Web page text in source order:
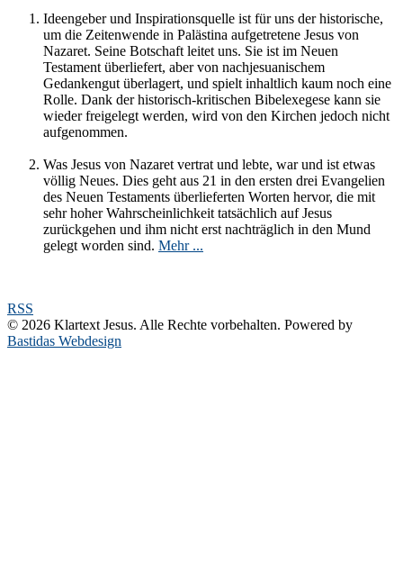
Ideengeber und Inspirationsquelle ist für uns der historische,
um die Zeitenwende in Palästina aufgetretene Jesus von
Nazaret. Seine Botschaft leitet uns. Sie ist im Neuen
Testament überliefert, aber von nachjesuanischem
Gedankengut überlagert, und spielt inhaltlich kaum noch eine
Rolle. Dank der historisch-kritischen Bibelexegese kann sie
wieder freigelegt werden, wird von den Kirchen jedoch nicht
aufgenommen.
Was Jesus von Nazaret vertrat und lebte, war und ist etwas
völlig Neues. Dies geht aus 21 in den ersten drei Evangelien
des Neuen Testaments überlieferten Worten hervor, die mit
sehr hoher Wahrscheinlichkeit tatsächlich auf Jesus
zurückgehen und ihm nicht erst nachträglich in den Mund
gelegt worden sind. Mehr ...
RSS
© 2026 Klartext Jesus. Alle Rechte vorbehalten. Powered by
Bastidas Webdesign